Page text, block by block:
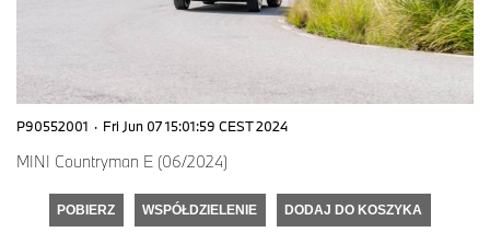
P90552001 · Fri Jun 07 15:01:59 CEST 2024
MINI Countryman E (06/2024)
POBIERZ WSPÓŁDZIELENIE DODAJ DO KOSZYKA